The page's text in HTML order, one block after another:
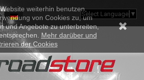
Select Language ▼
weiterhin benutzen,
von Cookies zu, um
und Angebote zu unterbreiten,
Mehr darüber und
der Cookies